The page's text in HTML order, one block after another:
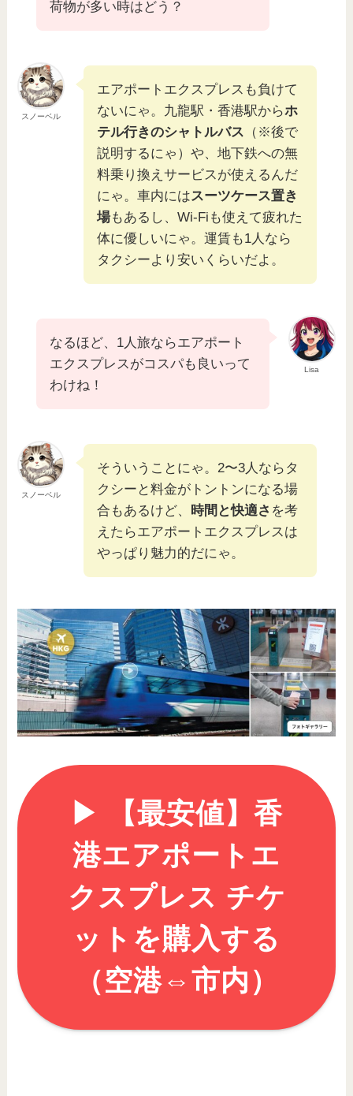
荷物が多い時はどう？
スノーベル
エアポートエクスプレスも負けて
ないにゃ。九龍駅・香港駅からホ
テル行きのシャトルバス （※後で
説明するにゃ）や、地下鉄への無
料乗り換えサービスが使えるんだ
にゃ。車内にはスーツケース置き
場もあるし、Wi-Fiも使えて疲れた
体に優しいにゃ。運賃も1人なら
タクシーより安いくらいだよ。
Lisa
なるほど、1人旅ならエアポート
エクスプレスがコスパも良いって
わけね！
スノーベル
そういうことにゃ。2〜3人ならタ
クシーと料金がトントンになる場
合もあるけど、 時間と快適さ を考
えたらエアポートエクスプレスは
やっぱり魅力的だにゃ。
▶︎ 【最安値】香
港エアポートエ
クスプレス チケ
ットを購入する
（空港⇔市内）